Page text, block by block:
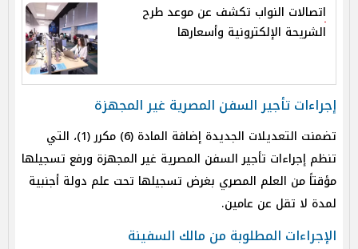
اتصالات النواب تكشف عن موعد طرح
الشريحة الإلكترونية وأسعارها
إجراءات تأجير السفن المصرية غير المجهزة
تضمنت التعديلات الجديدة إضافة المادة (6) مكرر (1)، التي
تنظم إجراءات تأجير السفن المصرية غير المجهزة ورفع تسجيلها
مؤقتاً من العلم المصري بغرض تسجيلها تحت علم دولة أجنبية
لمدة لا تقل عن عامين.
الإجراءات المطلوبة من مالك السفينة